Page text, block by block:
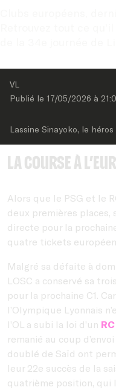
VL
Publié le 17/05/2026 à
Lassine Sinayoko, le
La course à
Alors que le PSG et le
deux premières places,
directe pour la
quatre tickets
Malgré sa défaite à
LOSC a conservé sa
pour la prochaine C1.
l’Olympique Lyonnais
l’OL a subi la loi d’un
remanié au coup d’envoi
doublé de Saïd ont
leur 22e succès de la
quatrième position, qui